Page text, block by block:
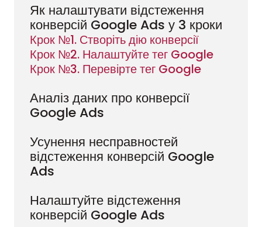
Як налаштувати відстеження
конверсій Google Ads у 3 кроки
Крок №1. Створіть дію конверсії
Крок №2. Налаштуйте тег Google
Крок №3. Перевірте тег Google
Аналіз даних про конверсії
Google Ads
Усунення несправностей
відстеження конверсій Google
Ads
Налаштуйте відстеження
конверсій Google Ads